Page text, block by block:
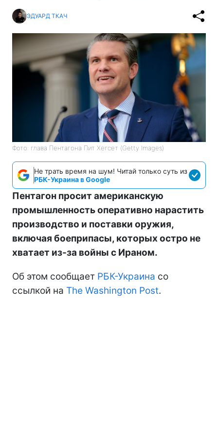
ЭДУАРД ТКАЧ
Фото: глава Пентагона Пит Хегсет (Getty Images)
Не трать время на шум! Читай только суть из
РБК-Украина в Google
Пентагон просит американскую
промышленность оперативно нарастить
производство и поставки оружия,
включая боеприпасы, которых остро не
хватает из-за войны с Ираном.
Об этом сообщает РБК-Украина со
ссылкой на The Washington Post.